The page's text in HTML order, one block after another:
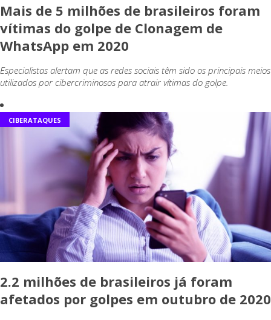
Mais de 5 milhões de brasileiros foram
vítimas do golpe de Clonagem de
WhatsApp em 2020
Especialistas alertam que as redes sociais têm sido os principais meios
utilizados por cibercriminosos para atrair vítimas do golpe.
CIBERATAQUES
2.2 milhões de brasileiros já foram
afetados por golpes em outubro de 2020